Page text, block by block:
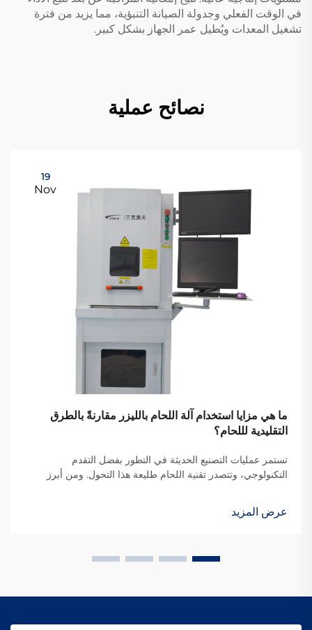
في الوقت الفعلي وجدولة الصيانة التنبؤية، مما يزيد من فترة
تشغيل المعدات ويُطيل عمر الجهاز بشكل كبير.
نصائح عملية
19
Nov
ما هي مزايا استخدام آلة اللحام بالليزر مقارنةً بالطرق
التقليدية لللحام؟
تستمر عمليات التصنيع الحديثة في التطور بفضل التقدم
التكنولوجي، وتتصدر تقنية اللحام طليعة هذا التحول. ومن أبرز
تعريف كفاءة ودقة عمليات اللحام الصناعية.
عرض المزيد